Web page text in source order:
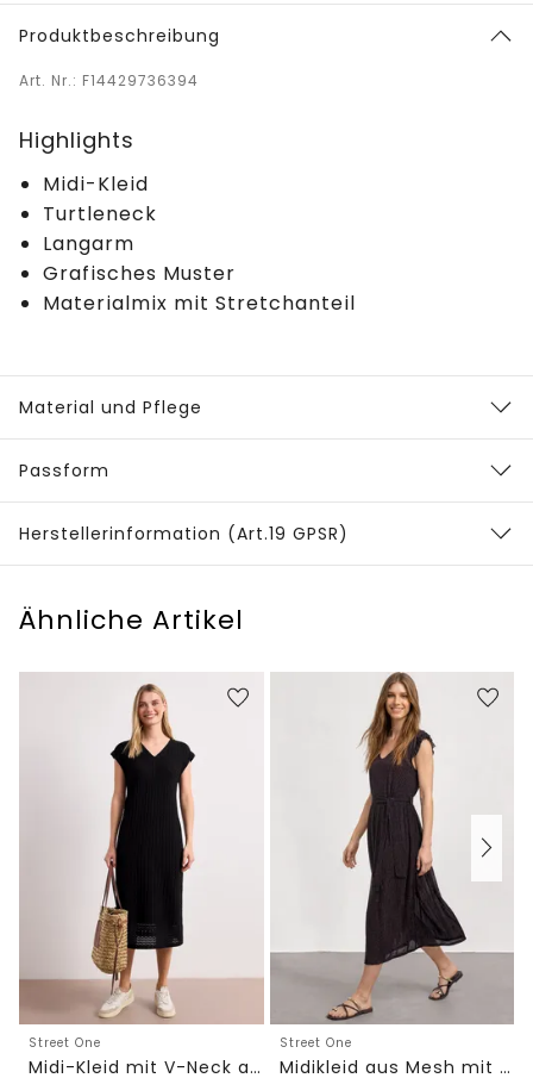
Produktbeschreibung
Art. Nr.: F14429736394
Highlights
Midi-Kleid
Turtleneck
Langarm
Grafisches Muster
Materialmix mit Stretchanteil
Material und Pflege
Passform
Herstellerinformation (Art.19 GPSR)
Ähnliche Artikel
Street One
Midi-Kleid mit V-Neck aus Spitze
Street One
Midikleid aus Mesh mit Leo-Print